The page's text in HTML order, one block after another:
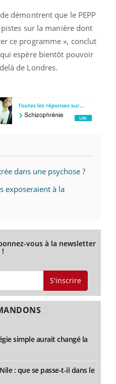
démontrent que le PEPP
sur la manière dont
ce programme », conclut
espère bientôt pouvoir
de Londres.
dans une psychose ?
exposeraient à la
vous à la newsletter
!
S'inscrire
simple aurait changé la
: que se passe-t-il dans le